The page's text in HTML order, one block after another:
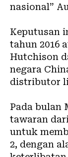
nasional”
Keputusan
tahun 2016
Hutchison
negara
distributor
Pada bulan
tawaran
untuk
2, dengan